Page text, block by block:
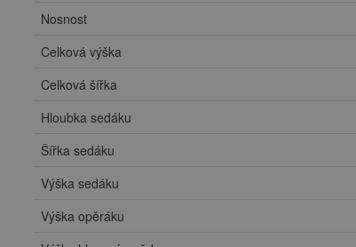
Nosnost
Celková výška
Celková šířka
Hloubka sedáku
Šířka sedáku
Výška sedáku
Výška opěráku